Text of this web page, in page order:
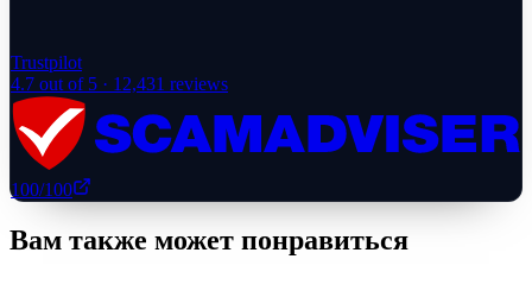
Trustpilot
4.7 out of 5 · 12,431 reviews
100/100
Вам также может понравиться